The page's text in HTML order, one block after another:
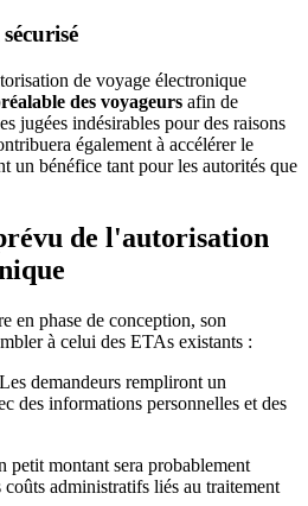
de voyage électronique
des voyageurs afin de
jugées indésirables pour des raisons
également à accélérer le
un bénéfice tant pour les autorités que
de l'autorisation
en phase de conception, son
à celui des ETAs existants :
demandeurs rempliront un
des informations personnelles et des
petit montant sera probablement
administratifs liés au traitement